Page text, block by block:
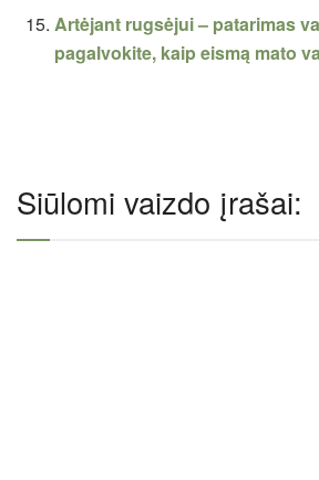
Artėjant rugsėjui – patarimas
pagalvokite, kaip eismą mato
Siūlomi vaizdo įrašai: